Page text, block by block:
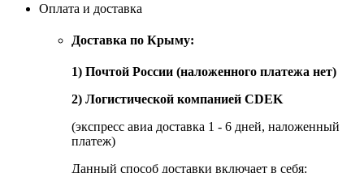
Оплата и доставка
Доставка по Крыму:
1) Почтой России (наложенного платежа нет)
2) Логистической компанией CDEK
(экспресс авиа доставка 1 - 6 дней, наложенный
платеж)
Данный способ доставки включает в себя: